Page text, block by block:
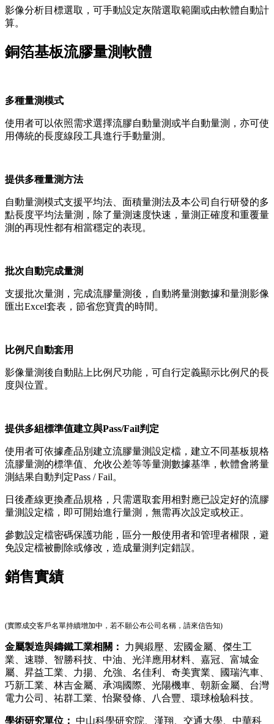
影像分析目標選取，可手動設定灰階選取範圍或由軟體自動計
算。
銅箔基板流膠量測軟體
多種量測模式
使用者可以依照需求選擇流膠自動量測或半自動量測，亦可使
用傳統的長度線段工具進行手動量測。
提供多種量測方法
自動量測模式支援平均法、面積量測法及本公司自行研發的多
點長度平均法量測，除了量測速度快速，量測正確度和重覆量
測的再現性都有相當穩定的表現。
批次自動完成量測
支援批次量測，完成流膠量測後，自動將量測數據和量測影像
匯出Excel套表，節省您寶貴的時間。
比例尺自動套用
影像量測後自動貼上比例尺功能，可自行定義顯示比例尺的長
度與位置。
提供多組標準值建立與Pass/Fail判定
使用者可依據產品別建立流膠量測設定檔，建立不同基板規格
流膠量測的標準值、允收公差等等量測數據基準，軟體會將量
測結果自動判定Pass / Fail。
日後產線更換產品規格，只需選取套用相對應已設定好的流膠
量測設定檔，即可開始進行量測，無需再次設定或校正。
參數設定檔密碼保護功能，區分一般使用者和管理者權限，避
免設定檔被刪除或修改，造成量測判定錯誤。
銷售實績
(實際成交客戶名單持續增加中，若不願公布公司名稱，請來信告知)
金屬製造與鑄鐵工業相關：
力興緞壓、宏國金屬、傑生工
業、速聯、智勝科技、中油、光洋應用材料、嘉冠、富城金
屬、昇益工業、力揚、允強、名佳利、奇美實業、國瑞汽車、
巧新工業、林吉金屬、承鴻國際、光陽機車、朝新金屬、台灣
電力公司、祐群工業、怡聚發條、八合豐、環球檢驗科技。
學術研究單位： 中山科學研究院、漢翔、交通大學、中華科